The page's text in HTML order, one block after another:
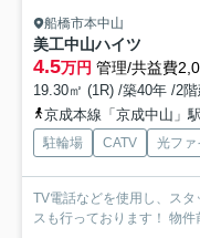
船橋市本中山
美工中山ハイツ
4.5万円 管理/共益費
19.30㎡ (1R) /築40年 /2階
京成本線「京成中山」
駐輪場 CATV 光ファ
TV電話などを使用し、ス
スも行っております！ 物